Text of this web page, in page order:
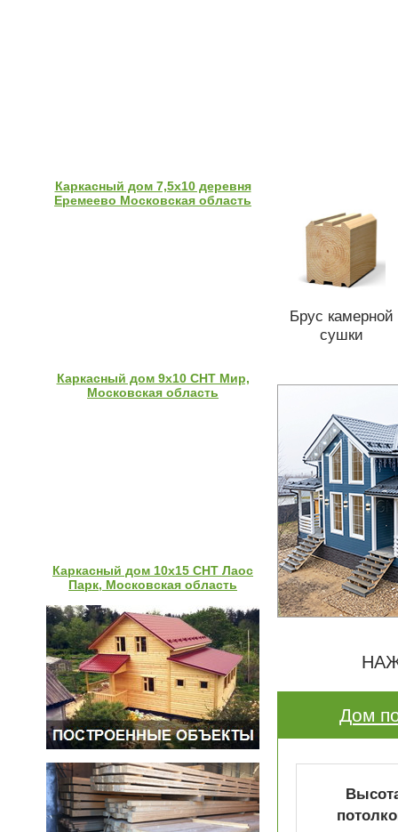
Брус камерной
сушки
Дом
Каркасный дом 7,5х10 деревня
Еремеево Московская область
Каркасный дом 9х10 СНТ Мир,
Московская область
Каркасный дом 10х15 СНТ Лаос
Парк, Московская область